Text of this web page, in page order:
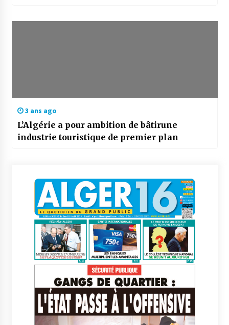
3 ans ago
L’Algérie a pour ambition de bâtirune
industrie touristique de premier plan